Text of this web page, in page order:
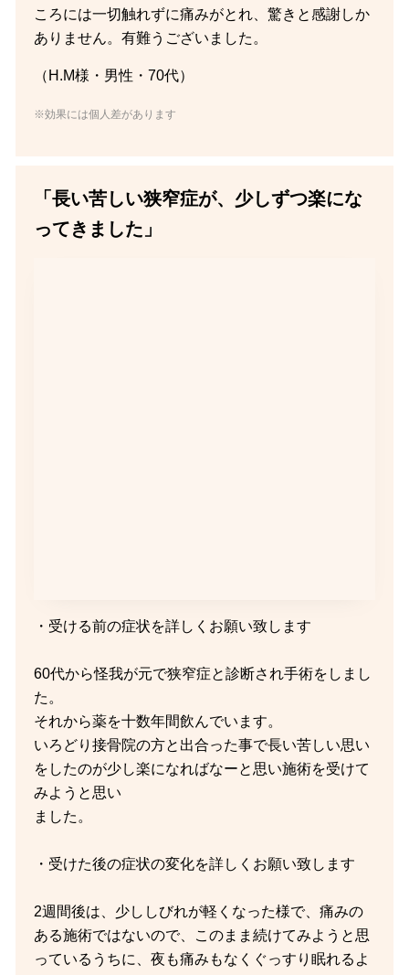
ころには一切触れずに痛みがとれ、驚きと感謝しか
ありません。有難うございました。
（H.M様・男性・70代）
※効果には個人差があります
「長い苦しい狭窄症が、少しずつ楽にな
ってきました」
・受ける前の症状を詳しくお願い致します
60代から怪我が元で狭窄症と診断され手術をしまし
た。
それから薬を十数年間飲んでいます。
いろどり接骨院の方と出合った事で長い苦しい思い
をしたのが少し楽になればなーと思い施術を受けて
みようと思い
ました。
・受けた後の症状の変化を詳しくお願い致します
2週間後は、少ししびれが軽くなった様で、痛みの
ある施術ではないので、このまま続けてみようと思
っているうちに、夜も痛みもなくぐっすり眠れるよ